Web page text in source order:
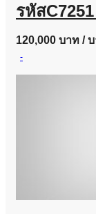
120,000 บาท /
-